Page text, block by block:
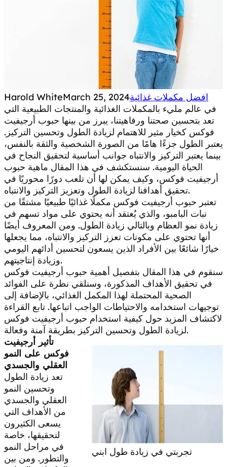
Harold WhiteMarch 25, 2024افضل مكملات غذائية
في عالم مليء بالمكملات الغذائية والمنتجات الطبيعية التي
تعد بتحسين صحتنا ورفاهيتنا، يبرز من بينها حبوب أرجيفيت
فوكس كخيار مثير للاهتمام لزيادة الطول وتحسين التركيز.
يعتبر الطول جزءًا هامًا من الصورة الشخصية والثقة بالنفس،
بينما يعتبر التركيز والانتباه جوانب أساسية لتحقيق النجاح في
الحياة اليومية. سنستكشف في هذا المقال ماهية حبوب
أرجيفيت فوكس، وكيف يمكن لها أن تلعب دورًا محوريًا في
تحقيق أهدافنا لزيادة الطول وتعزيز التركيز والانتباه.
تعتبر حبوب أرجيفيت فوكس مكملًا غذائيًا طبيعيًا مشتقًا من
نبات البامبو، والذي يُعتقد أنه يحتوي على مواد تسهم في
زيادة نمو العظام وبالتالي زيادة الطول. ومن المعروف أيضًا
أنها تحتوي على مكونات تعزز التركيز والانتباه، مما يجعلها
خيارًا شائعًا بين الأفراد الذين يسعون لتحسين أدائهم اليومي
وزيادة إنتاجيتهم.
سنقوم في هذا المقال بتفصيل أهمية حبوب أرجيفيت فوكس
في تحقيق الأهداف المذكورة، وسنلقي نظرة على الفوائد
الصحية المحتملة لهذا المكمل الغذائي، بالإضافة إلى
توجيهات استخدامه والاحتياطات الواجب اتباعها. تابع القراءة
لاكتشاف المزيد حول كيفية استخدام حبوب أرجيفيت فوكس
لزيادة الطول وتحسين التركيز بطريقة آمنة وفعالة.
تجربتي في زيادة طول ابني
تأثير أرجيفيت
فوكس على النمو
العقلي والجسدي
تعد زيادة الطول
وتحسين النمو
العقلي والجسدي
من الأهداف التي
يسعى الكثيرون
لتحقيقها، خاصة
في مراحل النمو
والتطور. ومن بين